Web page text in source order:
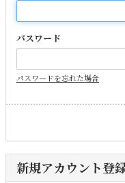
パスワード
パスワードを忘れた場合
新規アカウント登